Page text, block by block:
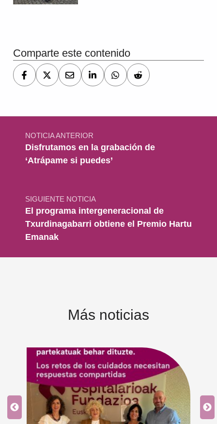
Comparte este contenido
Navegación de entradas
NOTICIA ANTERIOR
Disfrutamos en la grabación de
‘Atrápame si puedes’
SIGUIENTE NOTICIA
El programa intergeneracional de
Txurdinagabarri obtiene el Premio Hartu
Emanak
Más noticias